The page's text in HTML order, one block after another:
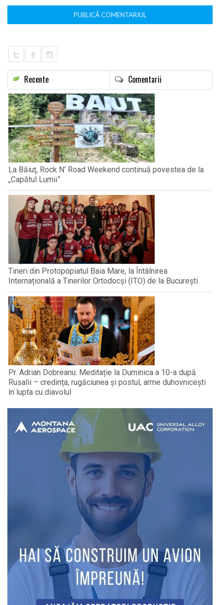
Recente Comentarii
La Băiuț, Rock N’ Road Weekend continuă povestea de la
„Capătul Lumii”
Tineri din Protopopiatul Baia Mare, la Întâlnirea
Internațională a Tinerilor Ortodocși (ITO) de la București
Pr. Adrian Dobreanu: Meditație la Duminica a 10-a după
Rusalii – credința, rugăciunea și postul, arme duhovnicești
în lupta cu diavolul